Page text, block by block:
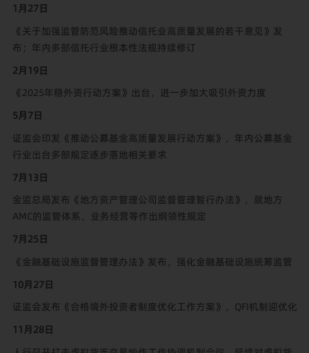
1月27日
《关于加强监管防范风险推动信托业高质量发展的若干意见》发
布；年内多部信托行业根本性法规持续修订
2月19日
《2025年稳外资行动方案》出台，进一步加大吸引外资力度
5月7日
证监会印发《推动公募基金高质量发展行动方案》，年内公募基金
行业出台多部规定逐步落地相关要求
7月13日
金监总局发布《地方资产管理公司监督管理暂行办法》，就地方
AMC的监管体系、业务经营等作出纲领性规定
7月25日
《金融基础设施监督管理办法》发布，强化金融基础设施统筹监管
10月27日
证监会发布《合格境外投资者制度优化工作方案》，QFI机制迎优化
11月28日